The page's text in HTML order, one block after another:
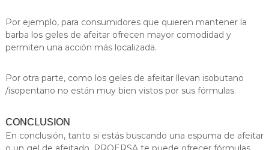
Por ejemplo, para consumidores que quieren mantener la
barba los geles de afeitar ofrecen mayor comodidad y
permiten una acción más localizada.
Por otra parte, como los geles de afeitar llevan isobutano
/isopentano no están muy bien vistos por sus fórmulas.
CONCLUSION
En conclusión, tanto si estás buscando una espuma de afeitar